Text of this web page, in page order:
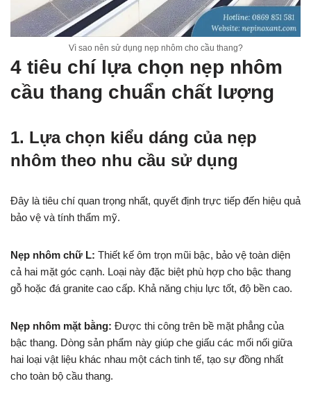
Vì sao nên sử dụng nẹp nhôm cho cầu thang?
4 tiêu chí lựa chọn nẹp nhôm
cầu thang chuẩn chất lượng
1. Lựa chọn kiểu dáng của nẹp
nhôm theo nhu cầu sử dụng
Đây là tiêu chí quan trọng nhất, quyết định trực tiếp đến hiệu quả
bảo vệ và tính thẩm mỹ.
Nẹp nhôm chữ L: Thiết kế ôm trọn mũi bậc, bảo vệ toàn diện
cả hai mặt góc cạnh. Loại này đặc biệt phù hợp cho bậc thang
gỗ hoặc đá granite cao cấp. Khả năng chịu lực tốt, độ bền cao.
Nẹp nhôm mặt bằng: Được thi công trên bề mặt phẳng của
bậc thang. Dòng sản phẩm này giúp che giấu các mối nối giữa
hai loại vật liệu khác nhau một cách tinh tế, tạo sự đồng nhất
cho toàn bộ cầu thang.